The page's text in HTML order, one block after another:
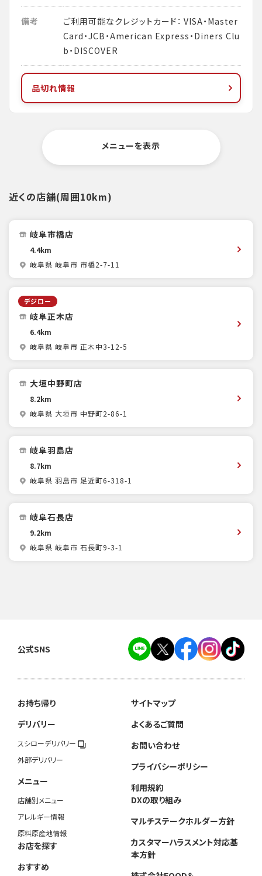
備考
ご利用可能なクレジットカード： VISA・Master
Card・JCB・American Express・Diners Clu
b・DISCOVER
品切れ情報
メニューを表示
近くの店舗(周囲10km)
岐阜市橋店
4.4km
岐阜県 岐阜市 市橋2-7-11
デジロー
岐阜正木店
6.4km
岐阜県 岐阜市 正木中3-12-5
大垣中野町店
8.2km
岐阜県 大垣市 中野町2-86-1
岐阜羽島店
8.7km
岐阜県 羽島市 足近町6-318-1
岐阜石長店
9.2km
岐阜県 岐阜市 石長町9-3-1
公式SNS
お持ち帰り
デリバリー
スシローデリバリー
外部デリバリー
メニュー
店舗別メニュー
アレルギー情報
原料原産地情報
お店を探す
おすすめ
サイトマップ
よくあるご質問
お問い合わせ
プライバシーポリシー
利用規約
DXの取り組み
マルチステークホルダー方針
カスタマーハラスメント対応基
本方針